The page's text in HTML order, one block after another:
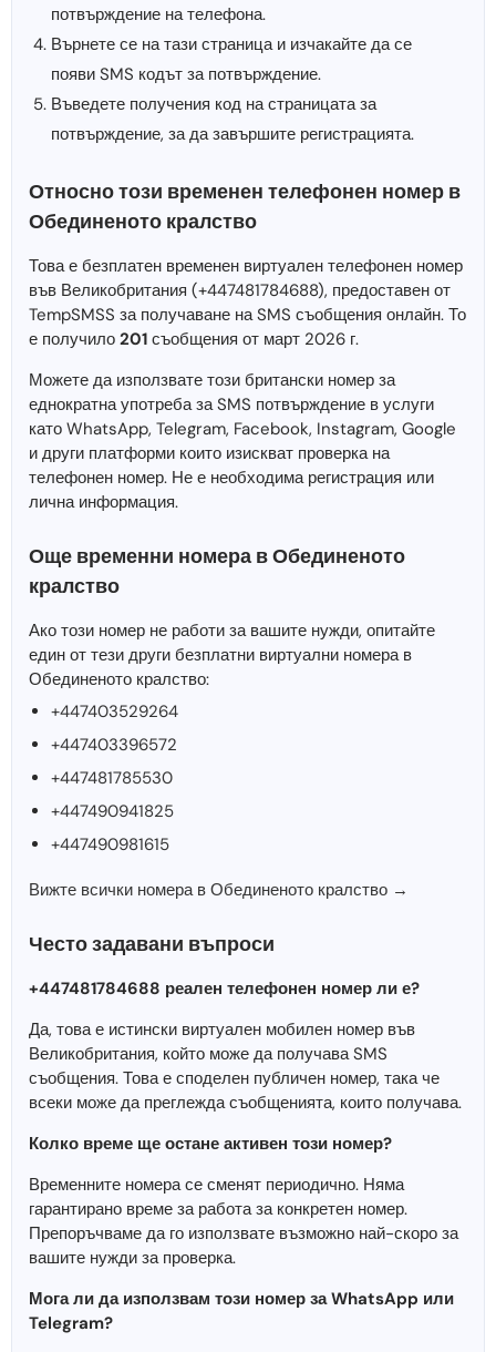
потвърждение на телефона.
Върнете се на тази страница и изчакайте да се
появи SMS кодът за потвърждение.
Въведете получения код на страницата за
потвърждение, за да завършите регистрацията.
Относно този временен телефонен номер в
Обединеното кралство
Това е безплатен временен виртуален телефонен номер
във Великобритания (+447481784688), предоставен от
TempSMSS за получаване на SMS съобщения онлайн. То
е получило 201 съобщения от март 2026 г.
Можете да използвате този британски номер за
еднократна употреба за SMS потвърждение в услуги
като WhatsApp, Telegram, Facebook, Instagram, Google
и други платформи които изискват проверка на
телефонен номер. Не е необходима регистрация или
лична информация.
Още временни номера в Обединеното
кралство
Ако този номер не работи за вашите нужди, опитайте
един от тези други безплатни виртуални номера в
Обединеното кралство:
+447403529264
+447403396572
+447481785530
+447490941825
+447490981615
Вижте всички номера в Обединеното кралство →
Често задавани въпроси
+447481784688 реален телефонен номер ли е?
Да, това е истински виртуален мобилен номер във
Великобритания, който може да получава SMS
съобщения. Това е споделен публичен номер, така че
всеки може да преглежда съобщенията, които получава.
Колко време ще остане активен този номер?
Временните номера се сменят периодично. Няма
гарантирано време за работа за конкретен номер.
Препоръчваме да го използвате възможно най-скоро за
вашите нужди за проверка.
Мога ли да използвам този номер за WhatsApp или
Telegram?